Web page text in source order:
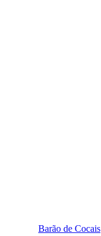
Barão de Cocais